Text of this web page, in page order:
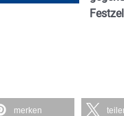
merken